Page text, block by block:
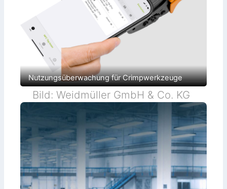
Nutzungsüberwachung für Crimpwerkzeuge
Bild: Weidmüller GmbH & Co. KG